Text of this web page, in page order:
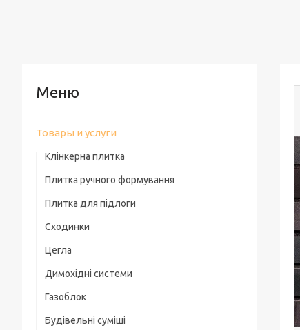
Товары и услуги
Клінкерна плитка
Плитка ручного формування
Плитка для підлоги
Сходинки
Цегла
Димохідні системи
Газоблок
Будівельні суміші